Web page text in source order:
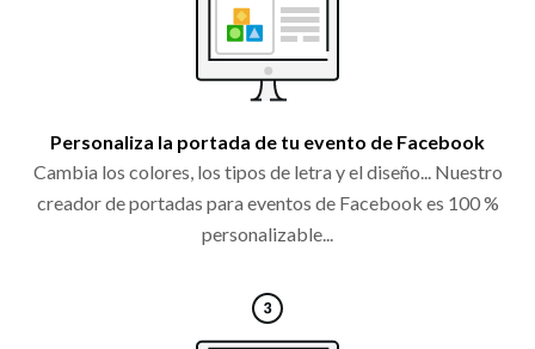
Personaliza la portada de tu evento de Facebook
Cambia los colores, los tipos de letra y el diseño... Nuestro
creador de portadas para eventos de Facebook es 100 %
personalizable...